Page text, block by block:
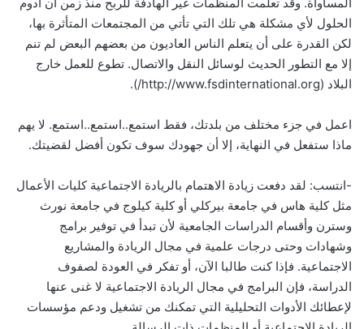
الحلول لأي مشكلة هي تلك التي تأتي من المجتمعات المتأثرة بها،
لكن القدرة على أن يتعلم الناس العاديون من بعضهم البعض لم تنم
إلا مع التطور الحديث لوسائل النقل والاتصال. تطوع للعمل خارج
البلاد (http://www.fsdinternational.org/).
اعمل في جزء مختلف من بلدتك، فقط استمع..استمع..استمع. لا يهم
ماذا ستفعل في النهاية، إلا أن جهودك سوف تكون أفضل لقضيتك.
-انتسب: لقد دفعت زيادة الاهتمام بالريادة الاجتماعية كليات الأعمال
مثل كلية هاس في جامعة بيركلي أو كلية كيلوج في جامعة نورث
وسترن وأقسام الدراسات الجامعية لأن تبدأ في توفير برامج
وشهادات وحتى درجات علمية في مجال الريادة والمشاريع
الاجتماعية. فإذا كنت طالبا الآن، أو تفكر في العودة لصفوف
الدراسة، فإن البرامج في مجال الريادة الاجتماعية لا غنى عنها
لإعطائك الأدوات التحليلية التي تمكنك من تشغيل ودعم مؤسسات